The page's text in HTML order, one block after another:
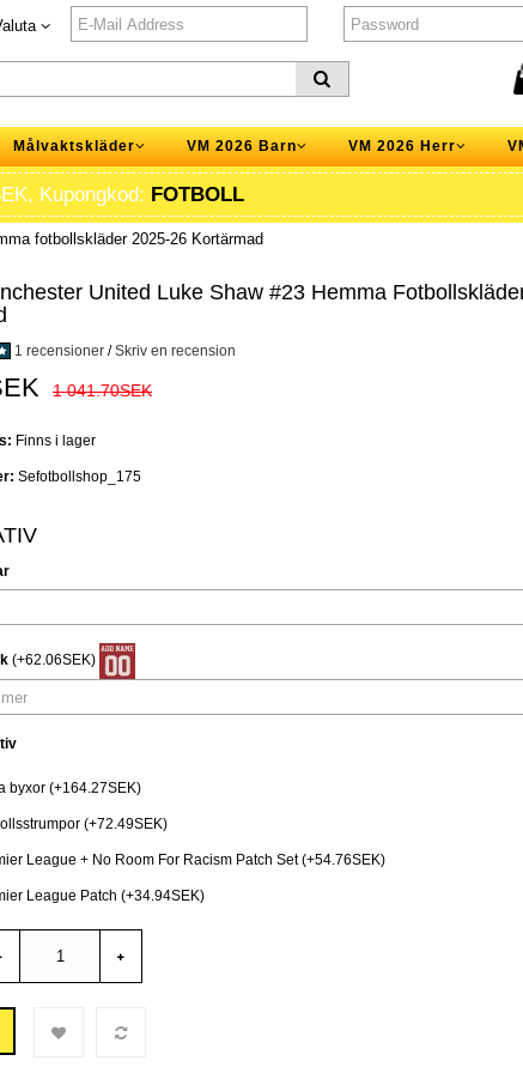
Målvaktskläder VM 2026 Barn VM 2026 Herr
Kupongkod: FOTBOLL
fotbollskläder 2025-26 Kortärmad
United Luke Shaw #23 Hemma
1 recensioner /Skriv en recension
1 041.70SEK
Finns i lager
Sefotbollshop_175
(+62.06SEK)
byxor (+164.27SEK)
(+72.49SEK)
League + No Room For Racism Patch Set (+54.76SEK)
League Patch (+34.94SEK)